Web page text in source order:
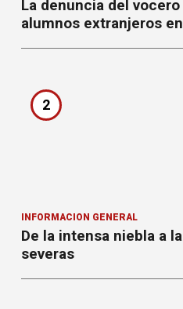
La denuncia del
alumnos extranjeros
2
INFORMACION GENERAL
De la intensa niebla a
severas